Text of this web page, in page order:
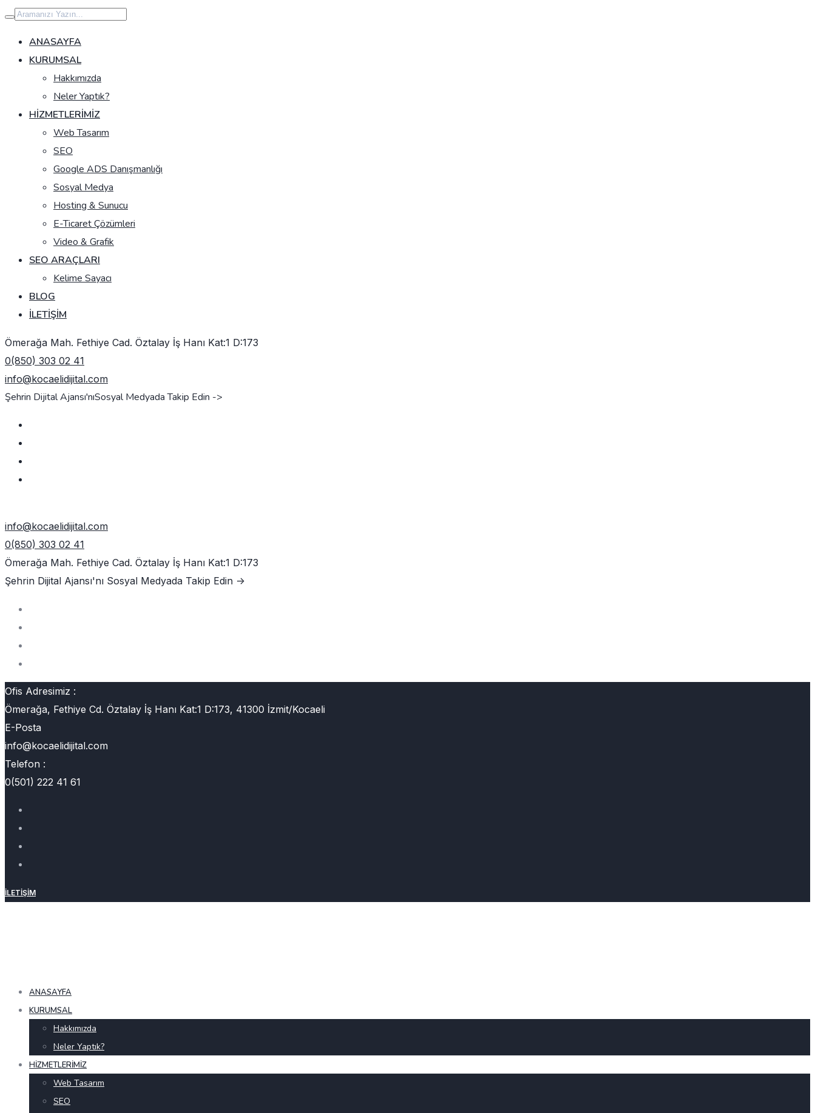
İçeriğe
geç
ANASAYFA
KURUMSAL
Hakkımızda
Neler Yaptık?
HIZMETLERIMIZ
Web Tasarım
SEO
Google ADS Danışmanlığı
Sosyal Medya
Hosting & Sunucu
E-Ticaret Çözümleri
Video & Grafik
SEO ARAÇLARI
Kelime Sayacı
BLOG
İLETIŞIM
Ömerağa Mah. Fethiye Cad. Öztalay İş Hanı Kat:1 D:173
0(850) 303 02 41
info@kocaelidijital.com
Şehrin Dijital Ajansı'nıSosyal Medyada Takip Edin ->
info@kocaelidijital.com
0(850) 303 02 41
Ömerağa Mah. Fethiye Cad. Öztalay İş Hanı Kat:1 D:173
Şehrin Dijital Ajansı'nı Sosyal Medyada Takip Edin ->
Ofis Adresimiz :
Ömerağa, Fethiye Cd. Öztalay İş Hanı Kat:1 D:173, 41300 İzmit/Kocaeli
E-Posta
info@kocaelidijital.com
Telefon :
0(501) 222 41 61
İLETIŞIM
ANASAYFA
KURUMSAL
Hakkımızda
Neler Yaptık?
HIZMETLERIMIZ
Web Tasarım
SEO